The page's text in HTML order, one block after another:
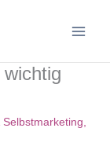
Selbstmarketing,